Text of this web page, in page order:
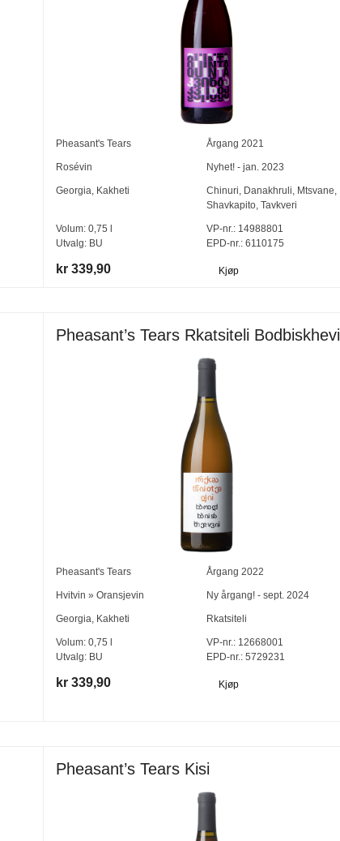
Pheasant's Tears Årgang2021
Rosévin Nyhet! - jan. 2023
Georgia, Kakheti Chinuri, Danakhruli, Mtsvane,
Shavkapito,Tavkveri
Volum:0,75
Utvalg: BU
VP-nr.: 14988801
EPD-nr.: 6110175
kr 339,90 Kjøp
Pheasant’s Tears Rkatsiteli Bodbiskhevi
Pheasant's Tears Årgang2022
Hvitvin »Oransjevin Ny årgang! - sept. 2024
Georgia, Kakheti Rkatsiteli
Volum:0,75
Utvalg: BU
VP-nr.: 12668001
EPD-nr.: 5729231
kr 339,90 Kjøp
Pheasant’s Tears Kisi